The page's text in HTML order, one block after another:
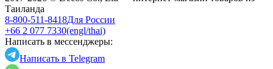
Таиланда
8-800-511-8418Для России
+66 2 077 7330(engl/thai)
Написать в мессенджеры:
Написать в Telegram